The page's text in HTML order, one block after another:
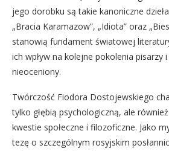
jego dorobku są takie kanoniczne
„Bracia Karamazow”, „Idiota” oraz
stanowią fundament światowej
ich wpływ na kolejne pokolenia pisarzy
nieoceniony.
Twórczość Fiodora Dostojewskiego
tylko głębią psychologiczną, ale
kwestie społeczne i filozoficzne. Jako
tezę o szczególnym rosyjskim